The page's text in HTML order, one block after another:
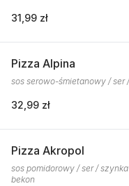
31,99 zł
Pizza Alpina
sos serowo-śmietanowy / ser
32,99 zł
Pizza Akropol
sos pomidorowy / ser /
bekon